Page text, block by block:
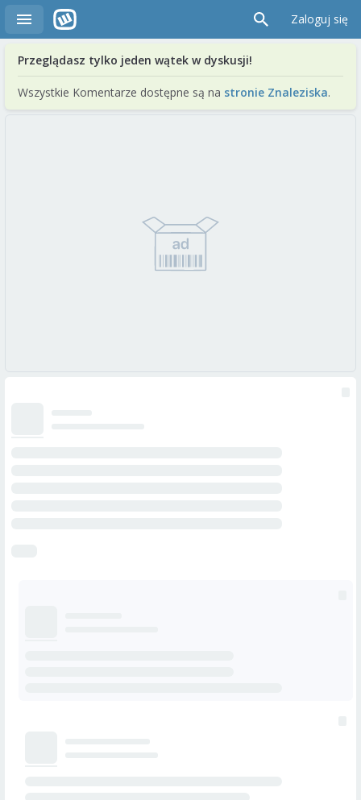
Zaloguj się
Przeglądasz tylko jeden wątek w dyskusji!
Wszystkie Komentarze dostępne są na stronie Znaleziska.